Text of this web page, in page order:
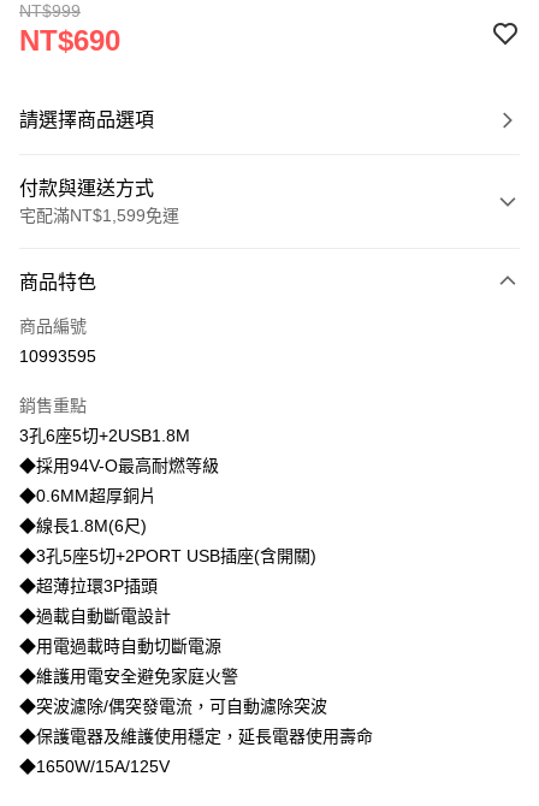
NT$999
NT$690
請選擇商品選項
付款與運送方式
宅配滿NT$1,599免運
信用卡一次付款
LINE Pay
街口支付
全盈+PAY
運送方式
每筆NT$150，滿NT$1,599(含以上)免運費
商品特色
商品編號
10993595
銷售重點
3孔6座5切+2USB1.8M
◆採用94V-O最高耐燃等級
◆0.6MM超厚銅片
◆線長1.8M(6尺)
◆3孔5座5切+2PORT USB插座(含開關)
◆超薄拉環3P插頭
◆過載自動斷電設計
◆用電過載時自動切斷電源
◆維護用電安全避免家庭火警
◆突波濾除/偶突發電流，可自動濾除突波
◆保護電器及維護使用穩定，延長電器使用壽命
◆1650W/15A/125V